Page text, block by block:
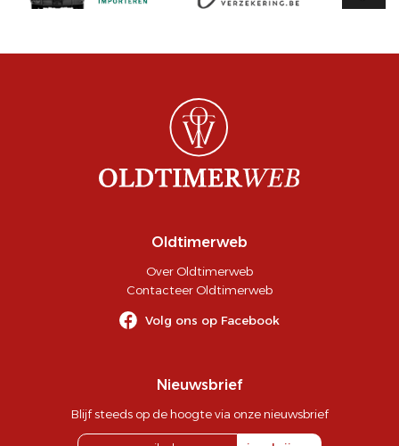
Oldtimerweb
Over Oldtimerweb
Contacteer Oldtimerweb
Volg ons op Facebook
Nieuwsbrief
Blijf steeds op de hoogte via onze nieuwsbrief